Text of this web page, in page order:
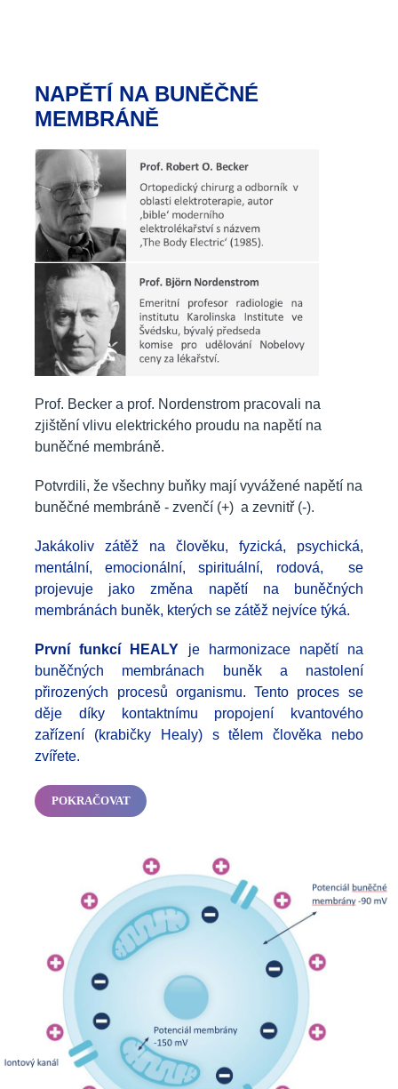
NAPĚTÍ NA BUNĚČNÉ
MEMBRÁNĚ
Prof. Becker a prof. Nordenstrom pracovali na
zjištění vlivu elektrického proudu na napětí na
buněčné membráně.
Potvrdili, že všechny buňky mají vyvážené napětí na
buněčné membráně - zvenčí (+) a zevnitř (-).
Jakákoliv zátěž na člověku, fyzická, psychická,
mentální, emocionální, spirituální, rodová, se
projevuje jako změna napětí na buněčných
membránách buněk, kterých se zátěž nejvíce týká.
První funkcí HEALY je
harmonizace napětí na
buněčných membránach buněk a nastolení
přirozených procesů organismu. Tento proces se
děje díky kontaktnímu propojení kvantového
zařízení (krabičky Healy) s tělem člověka nebo
zvířete.
POKRAČOVAT